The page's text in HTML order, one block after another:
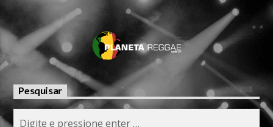
Pesquisar